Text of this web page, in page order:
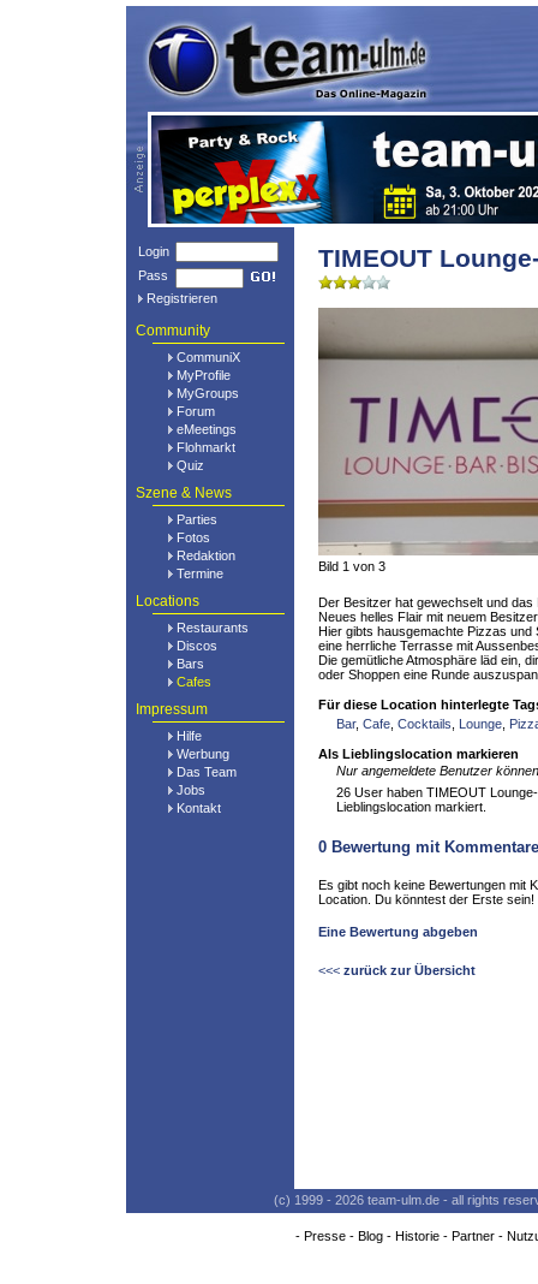
Login
Pass
Registrieren
Community
CommuniX
MyProfile
MyGroups
Forum
eMeetings
Flohmarkt
Quiz
Szene & News
Parties
Fotos
Redaktion
Termine
Locations
Restaurants
Discos
Bars
Cafes
Impressum
Hilfe
Werbung
Das Team
Jobs
Kontakt
TIMEOUT
Bild 1 von 3
Der Besitzer hat gewechselt und das
Neues helles Flair mit neuem
Hier gibts hausgemachte Pizzas und
eine herrliche Terrasse mit
Die gemütliche Atmosphäre läd ein,
oder Shoppen eine Runde
Für diese Location hinterlegte
Bar, Cafe Cocktails Lounge
Als Lieblingslocation markieren
Nur angemeldete Benutzer
26 User haben TIMEOUT
Lieblingslocation markiert.
0 Bewertung mit
Es gibt noch keine Bewertungen mit
Location. Du könntest der Erste sein!
Eine Bewertung abgeben
<<< zurück zur Übersicht
(c) 1999 - 2026 team-ulm.de - all rights
- Presse- Blog- Historie- Partner-